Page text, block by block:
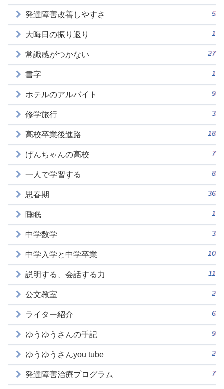
発達障害改善しやすさ 5
大晦日の振り返り 1
常識感がつかない 27
書字 1
ホテルのアルバイト 9
修学旅行 3
高校卒業後進路 18
げんちゃんの高校 7
一人で学習する 8
思春期 36
睡眠 1
中学数学 3
中学入学と中学卒業 10
説明する、会話する力 11
公文教室 2
ライター紹介 6
ゆうゆうさんの手記 9
ゆうゆうさんyou tube 2
発達障害治療プログラム 7